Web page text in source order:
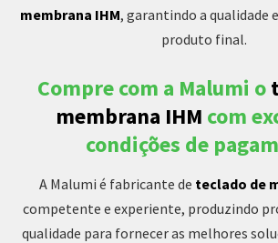
membrana IHM, garantindo a qualidade
produto final.
Compre com a Malumi o
membrana IHM com
condições de
A Malumi é fabricante de teclado de
competente e experiente, produzindo
qualidade para fornecer as melhores